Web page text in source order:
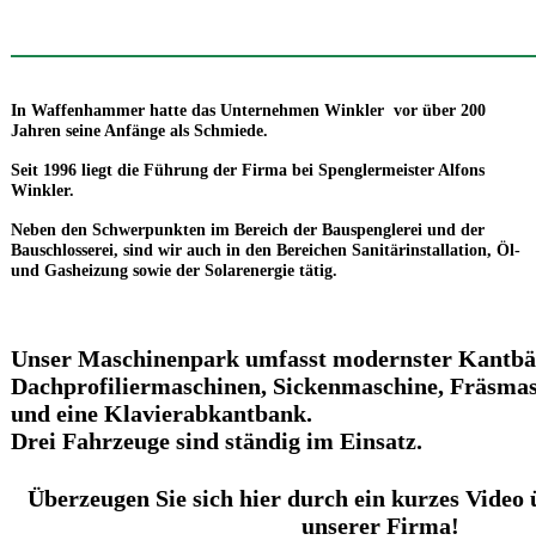
In Waffenhammer hatte das Unternehmen Winkler vor über 200
Jahren seine Anfänge als Schmiede.
Seit 1996 liegt die Führung der Firma bei Spenglermeister Alfons
Winkler.
Neben den Schwerpunkten im Bereich der Bauspenglerei und der
Bauschlosserei, sind wir auch in den Bereichen Sanitärinstallation, Öl-
und Gasheizung sowie der Solarenergie tätig.
Unser Maschinenpark umfasst modernster
Dachprofiliermaschinen, Sickenmaschine,
und eine Klavierabkantbank.
Drei Fahrzeuge sind ständig im Einsatz.
Überzeugen Sie sich hier durch ein kurzes Video
unserer Firma!